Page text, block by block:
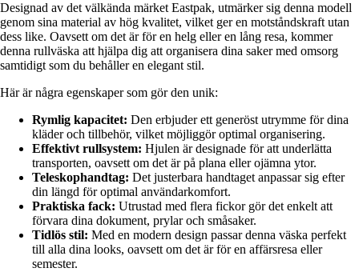
Designad av det välkända märket Eastpak, utmärker sig denna modell
genom sina material av hög kvalitet, vilket ger en motståndskraft utan
dess like. Oavsett om det är för en helg eller en lång resa, kommer
denna rullväska att hjälpa dig att organisera dina saker med omsorg
samtidigt som du behåller en elegant stil.
Här är några egenskaper som gör den unik:
Rymlig kapacitet: Den erbjuder ett generöst utrymme för dina
kläder och tillbehör, vilket möjliggör optimal organisering.
Effektivt rullsystem: Hjulen är designade för att underlätta
transporten, oavsett om det är på plana eller ojämna ytor.
Teleskophandtag: Det justerbara handtaget anpassar sig efter
din längd för optimal användarkomfort.
Praktiska fack: Utrustad med flera fickor gör det enkelt att
förvara dina dokument, prylar och småsaker.
Tidlös stil: Med en modern design passar denna väska perfekt
till alla dina looks, oavsett om det är för en affärsresa eller
semester.